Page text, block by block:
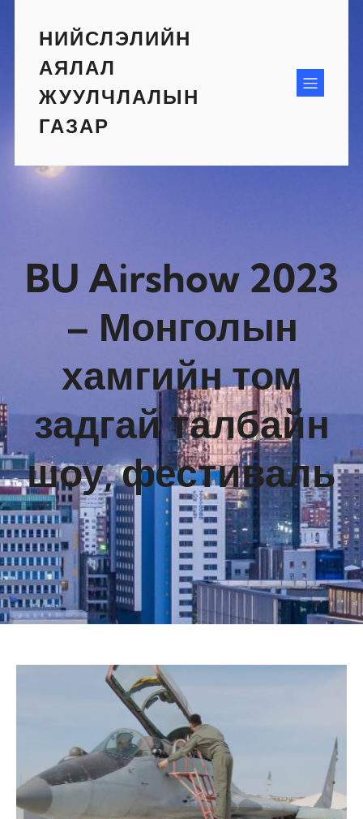
contentНИЙСЛЭЛИЙН
АЯЛАЛ
ЖУУЛЧЛАЛЫН
ГАЗАР
BU Airshow 2023
– Монголын
хамгийн том
задгай талбайн
шоу, фестиваль